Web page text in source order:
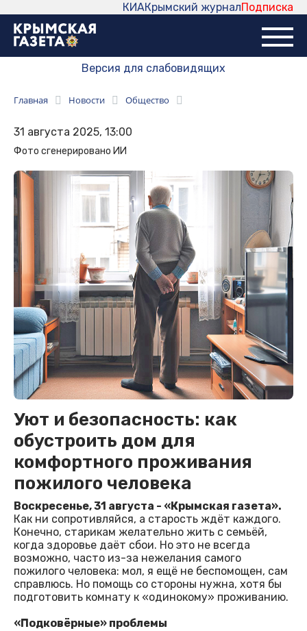
Подписка
Крымский журнал
КИА
Версия для слабовидящих
Главная Новости Общество
31 августа 2025, 13:00
Фото сгенерировано ИИ
Уют и безопасность: как
обустроить дом для
комфортного проживания
пожилого человека
Воскресенье, 31 августа - «Крымская газета».
Как ни сопротивляйся, а старость ждёт каждого.
Конечно, старикам желательно жить с семьёй,
когда здоровье даёт сбои. Но это не всегда
возможно, часто из-за нежелания самого
пожилого человека: мол, я ещё не беспомощен, сам
справлюсь. Но помощь со стороны нужна, хотя бы
подготовить комнату к «одинокому» проживанию.
«Подковёрные» проблемы